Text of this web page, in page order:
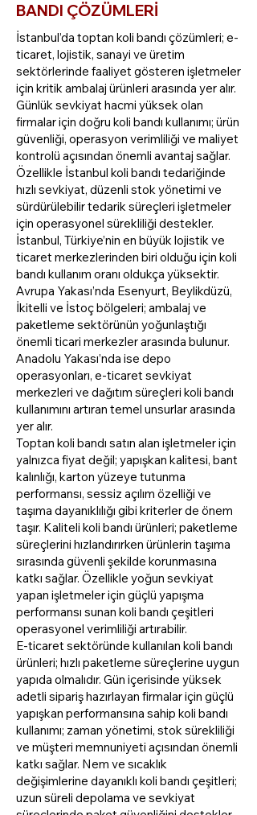
BANDI ÇÖZÜMLERİ
İstanbul’da toptan koli bandı çözümleri; e-
ticaret, lojistik, sanayi ve üretim
sektörlerinde faaliyet gösteren işletmeler
için kritik ambalaj ürünleri arasında yer alır.
Günlük sevkiyat hacmi yüksek olan
firmalar için doğru koli bandı kullanımı; ürün
güvenliği, operasyon verimliliği ve maliyet
kontrolü açısından önemli avantaj sağlar.
Özellikle İstanbul koli bandı tedariğinde
hızlı sevkiyat, düzenli stok yönetimi ve
sürdürülebilir tedarik süreçleri işletmeler
için operasyonel sürekliliği destekler.
İstanbul, Türkiye’nin en büyük lojistik ve
ticaret merkezlerinden biri olduğu için koli
bandı kullanım oranı oldukça yüksektir.
Avrupa Yakası’nda Esenyurt, Beylikdüzü,
İkitelli ve İstoç bölgeleri; ambalaj ve
paketleme sektörünün yoğunlaştığı
önemli ticari merkezler arasında bulunur.
Anadolu Yakası’nda ise depo
operasyonları, e-ticaret sevkiyat
merkezleri ve dağıtım süreçleri koli bandı
kullanımını artıran temel unsurlar arasında
yer alır.
Toptan koli bandı satın alan işletmeler için
yalnızca fiyat değil; yapışkan kalitesi, bant
kalınlığı, karton yüzeye tutunma
performansı, sessiz açılım özelliği ve
taşıma dayanıklılığı gibi kriterler de önem
taşır. Kaliteli koli bandı ürünleri; paketleme
süreçlerini hızlandırırken ürünlerin taşıma
sırasında güvenli şekilde korunmasına
katkı sağlar. Özellikle yoğun sevkiyat
yapan işletmeler için güçlü yapışma
performansı sunan koli bandı çeşitleri
operasyonel verimliliği artırabilir.
E-ticaret sektöründe kullanılan koli bandı
ürünleri; hızlı paketleme süreçlerine uygun
yapıda olmalıdır. Gün içerisinde yüksek
adetli sipariş hazırlayan firmalar için güçlü
yapışkan performansına sahip koli bandı
kullanımı; zaman yönetimi, stok sürekliliği
ve müşteri memnuniyeti açısından önemli
katkı sağlar. Nem ve sıcaklık
değişimlerine dayanıklı koli bandı çeşitleri;
uzun süreli depolama ve sevkiyat